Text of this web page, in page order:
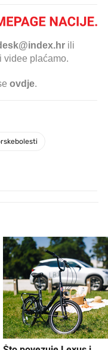
ili
videe plaćamo.
ovdje.